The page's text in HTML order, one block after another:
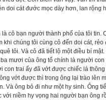
doi cát đước mọc dày hơn, lan rộng
là cô bạn người thành phố của tôi tin.
khi chúng tôi cùng cô đến doi cát, rẻo
tôi. Và cô đã tiết lộ một điều bí mật.
mươi của ông tổ chính là người con
con trai ấy đã vớt được chiếc lá
vớt được thì trong ông lại trào lên
Và ông bỏ đi như một hy sinh. Ông
với niềm hy vọng hai người bạn ông